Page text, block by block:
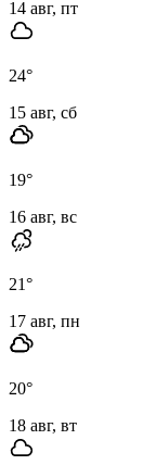
14 авг, пт
24°
15 авг, сб
19°
16 авг, вс
21°
17 авг, пн
20°
18 авг, вт